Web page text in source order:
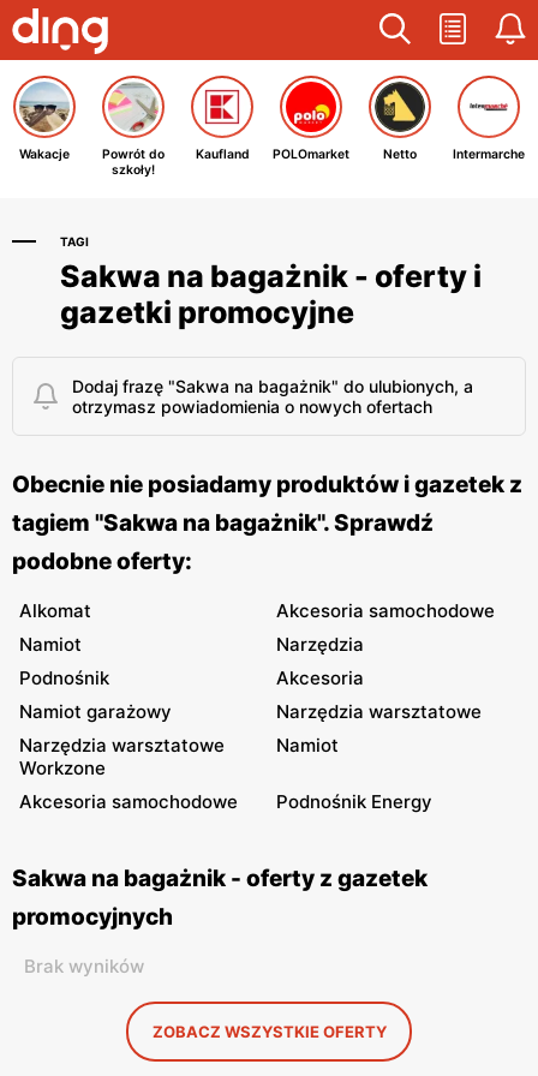
Wakacje
Powrót do
szkoły!
Kaufland POLOmarket Netto Intermarche
TAGI
Sakwa na bagażnik - oferty i
gazetki promocyjne
Dodaj frazę "Sakwa na bagażnik" do ulubionych, a
otrzymasz powiadomienia o nowych ofertach
Obecnie nie posiadamy produktów i gazetek z
tagiem "Sakwa na bagażnik". Sprawdź
podobne oferty:
Alkomat
Akcesoria samochodowe
Namiot
Narzędzia
Podnośnik
Akcesoria
Namiot garażowy
Narzędzia warsztatowe
Narzędzia warsztatowe
Workzone
Namiot
Akcesoria samochodowe Podnośnik Energy
Sakwa na bagażnik - oferty z gazetek
promocyjnych
Brak wyników
ZOBACZ WSZYSTKIE OFERTY